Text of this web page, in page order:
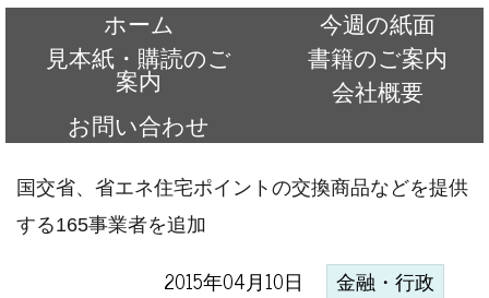
ホーム
今週の紙面
見本紙・購読のご
案内
書籍のご案内
会社概要
お問い合わせ
国交省、省エネ住宅ポイントの交換商品などを提供
する165事業者を追加
2015年04月10日 金融・行政